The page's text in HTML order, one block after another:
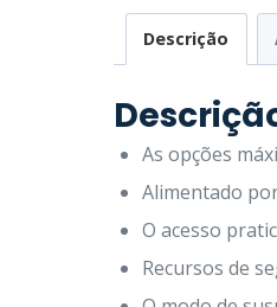
Descrição
As opções
Alimentado
O acesso
Recursos de